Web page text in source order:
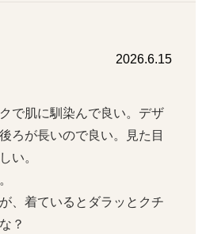
2026.6.15
で肌に馴染んで良い。デザ
ろが長いので良い。見た目
い。
、着ているとダラッとクチ
？